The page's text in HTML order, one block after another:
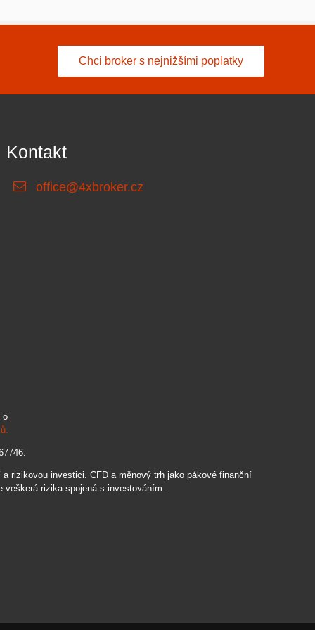
Chci broker s nejnižšími poplatky
Kontakt
office@4xbroker.cz
o
rizikovou investici. CFD a měnový trh jako pákové finanční
rizika spojená s investováním.